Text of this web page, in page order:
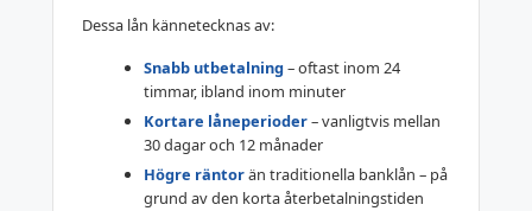
Dessa lån kännetecknas av:
Snabb utbetalning– oftast inom 24
timmar, ibland inom minuter
Kortare låneperioder– vanligtvis mellan
30 dagar och 12 månader
Högre räntorän traditionella banklån – på
grund av den korta återbetalningstiden